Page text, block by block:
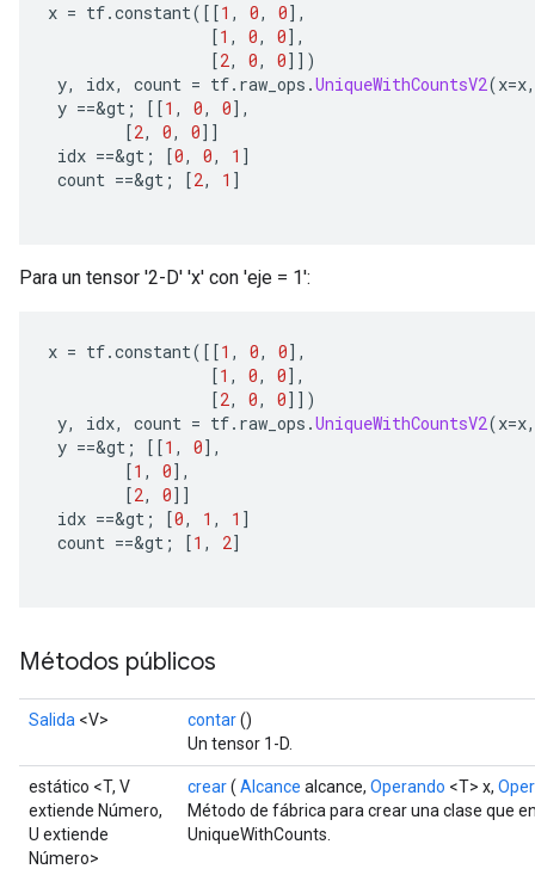
x = tf.constant([[1 , 0, 0],
[1 , 0, 0],
[2, 0, 0]])
y, idx, count = tf. raw_ops .UniqueWithCountsV2(x=x,
y ==&gt ; [[1 , 0, 0],
[2, 0, 0]]
idx ==&gt ; [0, 0, 1 ]
count ==&gt ; [2, 1 ]
Para un tensor '2-D' 'x' con 'eje = 1':
x = tf.constant([[1 , 0, 0],
[1 , 0, 0],
[2, 0, 0]])
y, idx, count = tf. raw_ops .UniqueWithCountsV2(x=x,
y ==&gt ; [[1 , 0],
[1 , 0],
[2, 0]]
idx ==&gt ; [0, 1 , 1 ]
count ==&gt ; [1 , 2]
Métodos públicos
Salida <V> contar()
Un tensor 1-D.
estático <T, V
extiende Número,
U extiende
Número>
crear( Alcance alcance, Operando <T> x,
Método de fábrica para crear una clase que
UniqueWithCounts.